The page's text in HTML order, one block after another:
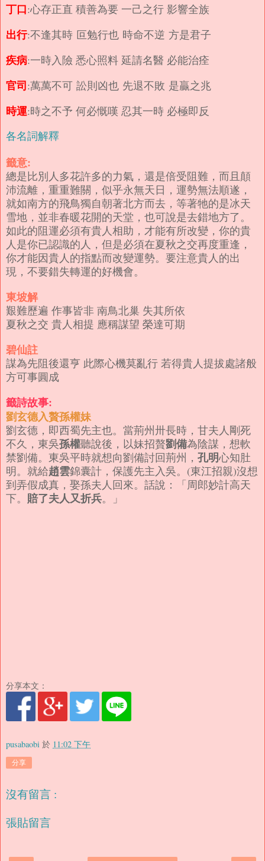
丁口:心存正直 積善為要 一己之行 影響全族
出行:不逢其時 叵勉行也 時命不逆 方是君子
疾病:一時入險 悉心照料 延請名醫 必能治痊
官司:萬萬不可 訟則凶也 先退不敗 是贏之兆
時運:時之不予 何必慨嘆 忍其一時 必極即反
各名詞解釋
籤意:
總是比別人多花許多的力氣，還是倍受阻難，而且顛
沛流離，重重難關，似乎永無天日，運勢無法順遂，
就如南方的飛鳥獨自朝著北方而去，等著牠的是冰天
雪地，並非春暖花開的天堂，也可說是去錯地方了。
如此的阻運必須有貴人相助，才能有所改變，你的貴
人是你已認識的人，但是必須在夏秋之交再度重逢，
你才能因貴人的指點而改變運勢。要注意貴人的出
現，不要錯失轉運的好機會。
東坡解
艱難歷遍 作事皆非 南鳥北巢 失其所依
夏秋之交 貴人相提 應稱謀望 榮達可期
碧仙註
謀為先阻後還亨 此際心機莫亂行 若得貴人提拔處諸般
方可事圓成
籤詩故事:
劉玄德入贅孫權妹
劉玄德，即西蜀先主也。當荊州卅長時，甘夫人剛死
不久，東吳孫權聽說後，以妹招贅劉備為陰謀，想軟
禁劉備。東吳平時就想向劉備討回荊州， 孔明心知肚
明。就給趙雲錦囊計，保護先主入吳。(東江招親)沒想
到弄假成真，娶孫夫人回來。 話說：「周郎妙計高天
下。 賠了夫人又折兵。」
分享本文：
pusabaobi 於 11:02 下午
分享
沒有留言 :
張貼留言